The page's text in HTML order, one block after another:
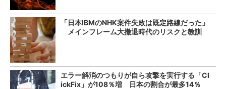
「日本IBMのNHK案件失敗は既定路線だった」
メインフレーム大撤退時代のリスクと教訓
エラー解消のつもりが自ら攻撃を実行する「Cl
ickFix」が108％増 日本の割合が最多14％